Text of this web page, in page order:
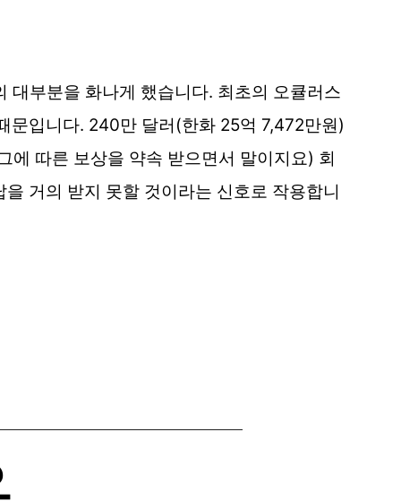
대부분을 화나게 했습니다. 최초의 오큘러스
문입니다. 240만 달러(한화 25억 7,472만원)
따른 보상을 약속 받으면서 말이지요) 회
거의 받지 못할 것이라는 신호로 작용합니